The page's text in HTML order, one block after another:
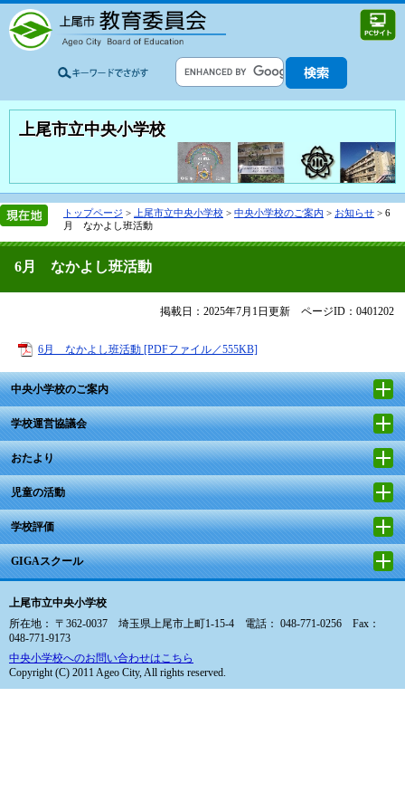
上尾市立中央小学校
トップページ > 上尾市立中央小学校 > 中央小学校のご案内 > お知らせ > 6
月 なかよし班活動
6月 なかよし班活動
掲載日：2025年7月1日更新 ページID：0401202
6月 なかよし班活動 [PDFファイル／555KB]
中央小学校のご案内
学校運営協議会
おたより
児童の活動
学校評価
GIGAスクール
上尾市立中央小学校
所在地： 〒362-0037 埼玉県上尾市上町1-15-4 電話： 048-771-0256 Fax：
048-771-9173
中央小学校へのお問い合わせはこちら
Copyright (C) 2011 Ageo City, All rights reserved.